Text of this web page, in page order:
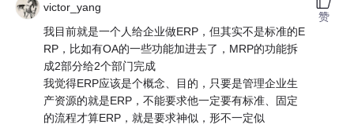
victor_yang
我目前就是一个人给企业做ERP，但其实不是标准的E
RP，比如有OA的一些功能加进去了，MRP的功能拆
成2部分给2个部门完成
我觉得ERP应该是个概念、目的，只要是管理企业生
产资源的就是ERP，不能要求他一定要有标准、固定
的流程才算ERP，就是要求神似，形不一定似
赞